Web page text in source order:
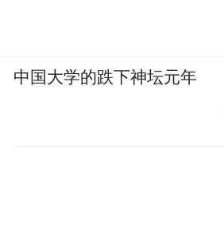
中国大学的跌下神坛元年